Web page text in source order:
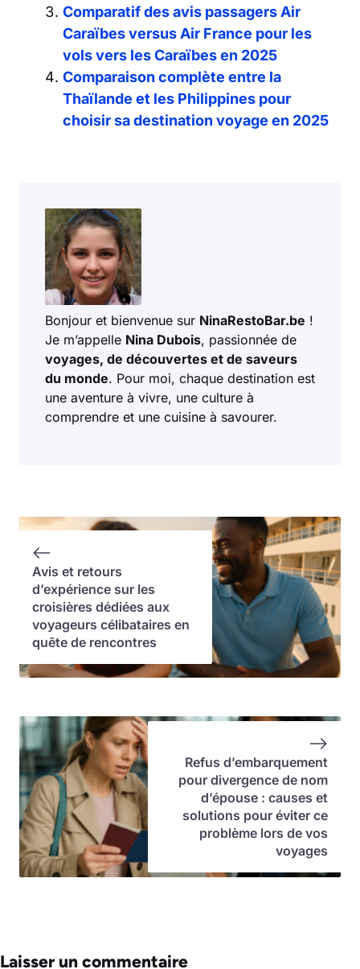
Comparatif des avis passagers Air
Caraïbes versus Air France pour les
vols vers les Caraïbes en 2025
Comparaison complète entre la
Thaïlande et les Philippines pour
choisir sa destination voyage en 2025
Bonjour et bienvenue sur NinaRestoBar.be !
Je m’appelle Nina Dubois, passionnée de
voyages, de découvertes et de saveurs
du monde. Pour moi, chaque destination est
une aventure à vivre, une culture à
comprendre et une cuisine à savourer.
Avis et retours
d’expérience sur les
croisières dédiées aux
voyageurs célibataires en
quête de rencontres
Refus d’embarquement
pour divergence de nom
d’épouse : causes et
solutions pour éviter ce
problème lors de vos
voyages
Laisser un commentaire